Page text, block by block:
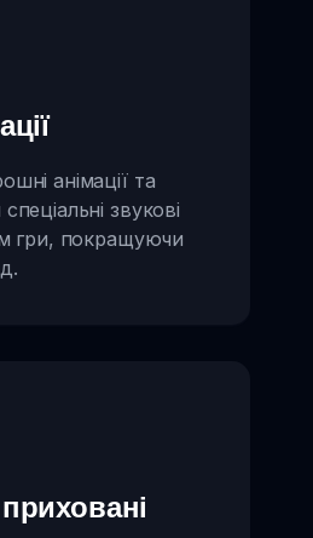
анімації та
звукові
гри, покращуючи